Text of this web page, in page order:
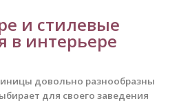
и стилевые
в интерьере
довольно разнообразны
для своего заведения